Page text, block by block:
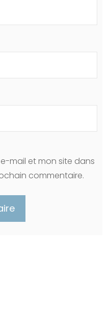
mail et mon site dans
commentaire.